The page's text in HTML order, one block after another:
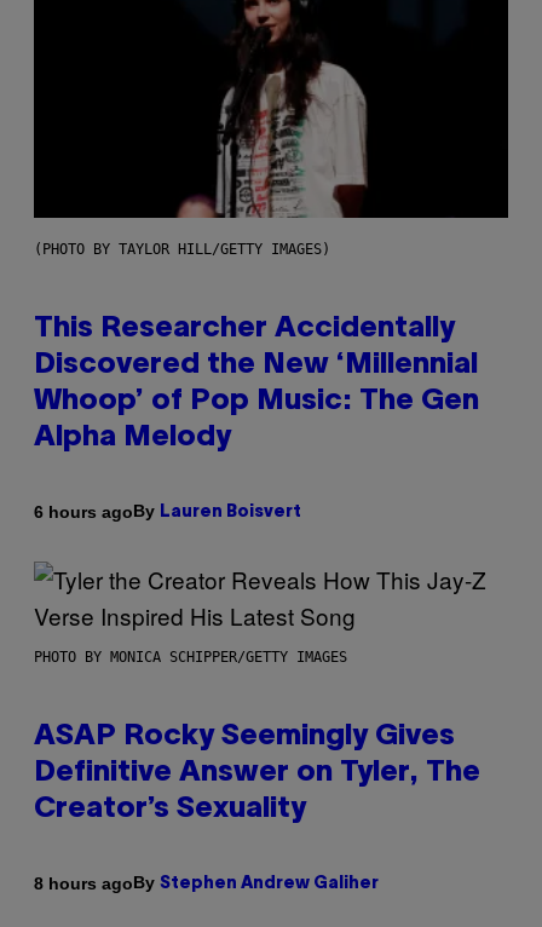
(PHOTO BY TAYLOR HILL/GETTY IMAGES)
This Researcher Accidentally
Discovered the New ‘Millennial
Whoop’ of Pop Music: The Gen
Alpha Melody
6 hours agoBy Lauren Boisvert
PHOTO BY MONICA SCHIPPER/GETTY IMAGES
ASAP Rocky Seemingly Gives
Definitive Answer on Tyler, The
Creator’s Sexuality
8 hours agoBy Stephen Andrew Galiher